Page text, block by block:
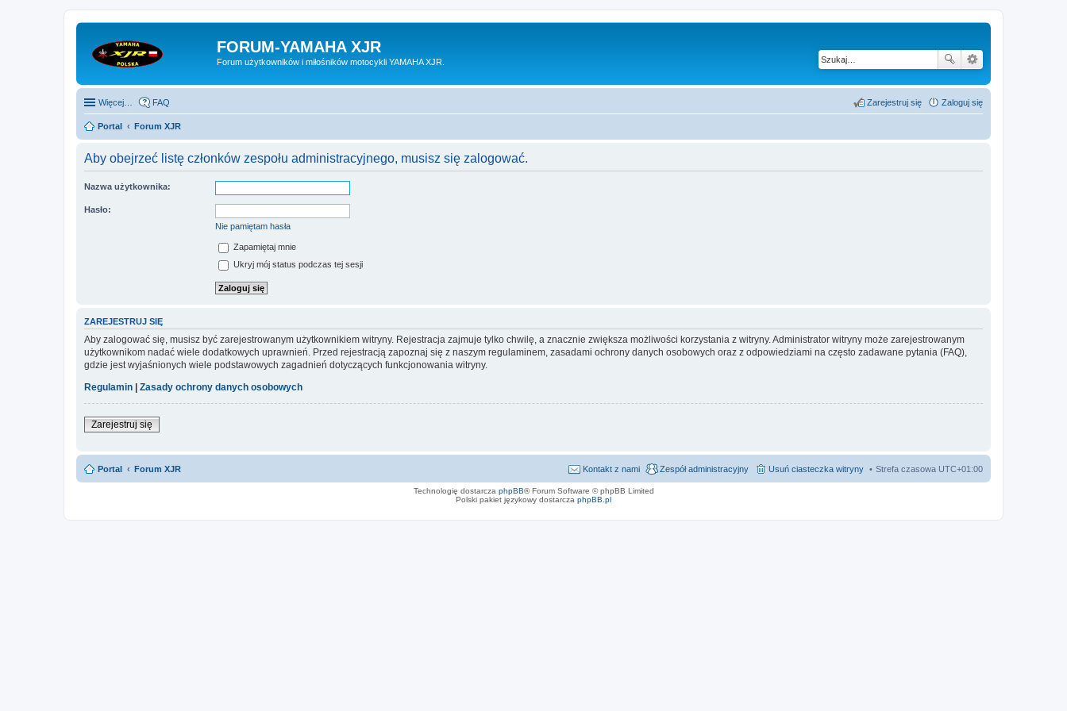
FORUM-YAMAHA XJR
Forum użytkowników i miłośników motocykli YAMAHA XJR.
Więcej… FAQ Zaloguj się
Zarejestruj się
Portal Forum XJR
Aby obejrzeć listę członków zespołu administracyjnego, musisz się zalogować.
Nazwa użytkownika:
Hasło:
Nie pamiętam hasła
Zapamiętaj mnie
Ukryj mój status podczas tej sesji
ZAREJESTRUJ SIĘ
Aby zalogować się, musisz być zarejestrowanym użytkownikiem witryny. Rejestracja zajmuje tylko chwilę, a znacznie zwiększa możliwości korzystania z witryny. Administrator witryny może zarejestrowanym
użytkownikom nadać wiele dodatkowych uprawnień. Przed rejestracją zapoznaj się z naszym regulaminem, zasadami ochrony danych osobowych oraz z odpowiedziami na często zadawane pytania (FAQ),
gdzie jest wyjaśnionych wiele podstawowych zagadnień dotyczących funkcjonowania witryny.
Regulamin
Zasady ochrony danych osobowych
Zarejestruj się
Portal Forum XJR Strefa czasowa UTC+01:00
Usuń ciasteczka witryny
Zespół administracyjny
Kontakt z nami
Technologię dostarcza phpBB® Forum Software © phpBB Limited
Polski pakiet językowy dostarcza phpBB.pl